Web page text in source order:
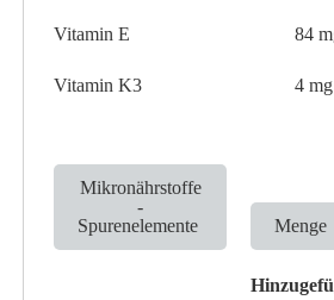
Vitamin E 84
Vitamin K3 4 mg
Mikronährstoffe
-
Spurenelemente
Menge